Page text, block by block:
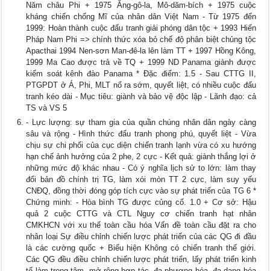
Năm châu Phi + 1975 Ăng-gô-la, Mô-dăm-bích + 1975 cuộc
kháng chiến chống Mĩ của nhân dân Việt Nam - Từ 1975 đến
1999: Hoàn thành cuộc đấu tranh giải phóng dân tộc + 1993 Hiến
Pháp Nam Phi => chính thức xóa bỏ chế độ phân biệt chủng tộc
Apacthai 1994 Nen-sơn Man-đê-la lên làm TT + 1997 Hồng Kông,
1999 Ma Cao được trả về TQ + 1999 ND Panama giành được
kiểm soát kênh đào Panama * Đặc điểm: 1.5 - Sau CTTG II,
PTGPDT ở Á, Phi, MLT nổ ra sớm, quyết liệt, có nhiều cuộc đấu
tranh kéo dài - Mục tiêu: giành và bảo vệ độc lập - Lãnh đạo: cả
TS và VS 5
- Lực lượng: sự tham gia của quần chúng nhân dân ngày càng
sâu và rộng - Hình thức đấu tranh phong phú, quyết liệt - Vừa
chịu sự chi phối của cục diện chiến tranh lạnh vừa có xu hướng
hạn chế ảnh hưởng của 2 phe, 2 cực - Kết quả: giành thắng lợi ở
những mức độ khác nhau - Có ý nghĩa lịch sử to lớn: làm thay
đổi bản đồ chính trị TG, làm xói mòn TT 2 cực, làm suy yếu
CNĐQ, đồng thời đóng góp tích cực vào sự phát triển của TG 6 *
Chứng minh: - Hòa bình TG được củng cố. 1.0 + Cơ sở: Hậu
quả 2 cuộc CTTG và CTL Nguy cơ chiến tranh hạt nhân
CMKHCN với xu thế toàn cầu hóa Vấn đề toàn cầu đặt ra cho
nhân loại Sự điều chỉnh chiến lược phát triển của các QG đi đầu
là các cường quốc + Biểu hiện Không có chiến tranh thế giới.
Các QG đều điều chỉnh chiến lược phát triển, lấy phát triển kinh